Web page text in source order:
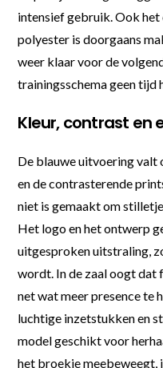
intensief gebruik. Ook
polyester is doorgaans
weer klaar voor de
trainingsschema geen tijd
Kleur, contrast en
De blauwe uitvoering
en de contrasterende
niet is gemaakt om
Het logo en het ontwerp
uitgesproken uitstraling,
wordt. In de zaal oogt dat
net wat meer presence te
luchtige inzetstukken en
model geschikt voor
het broekje meebeweegt,